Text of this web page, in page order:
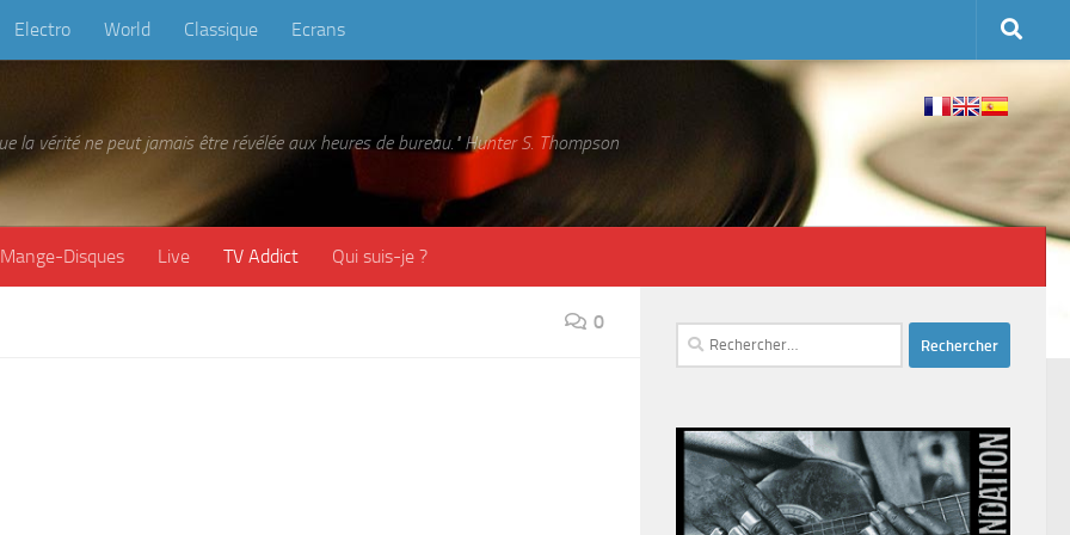
Electro World Classique Ecrans
la vérité ne peut jamais être révélée aux heures de bureau." Hunter S. Thompson
Mange-Disques Live TV Addict Qui suis-je ?
0
Rechercher :